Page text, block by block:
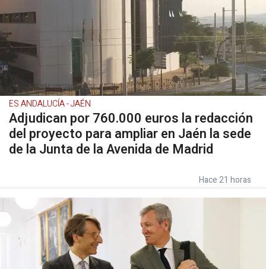
ES ANDALUCÍA - JAÉN
Adjudican por 760.000 euros la redacción
del proyecto para ampliar en Jaén la sede
de la Junta de la Avenida de Madrid
Hace 21 horas